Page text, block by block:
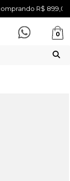
R$ 899,00
0